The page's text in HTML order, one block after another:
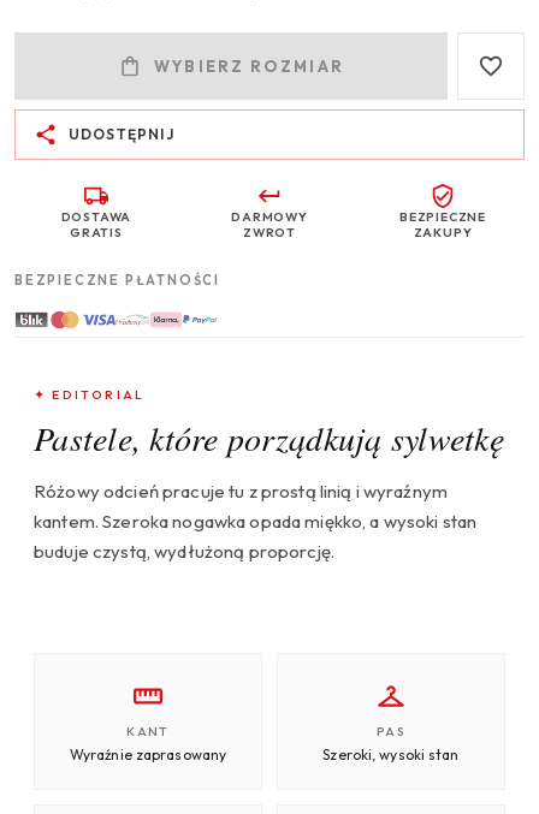
WYBIERZ ROZMIAR
UDOSTĘPNIJ
DOSTAWA
GRATIS
DARMOWY
ZWROT
BEZPIECZNE
ZAKUPY
BEZPIECZNE PŁATNOŚCI
✦ EDITORIAL
Pastele, które porządkują sylwetkę
Różowy odcień pracuje tu z prostą linią i wyraźnym
kantem. Szeroka nogawka opada miękko, a wysoki stan
buduje czystą, wydłużoną proporcję.
KANT
Wyraźnie zaprasowany
PAS
Szeroki, wysoki stan